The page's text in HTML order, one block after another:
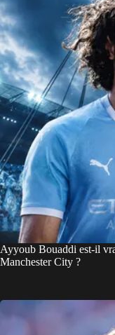
Ayyoub Bouaddi est-il
Manchester City ?